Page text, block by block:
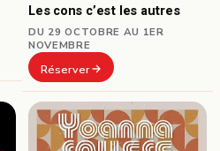
Les cons c’est les autres
DU 29 OCTOBRE AU 1ER
NOVEMBRE
Réserver